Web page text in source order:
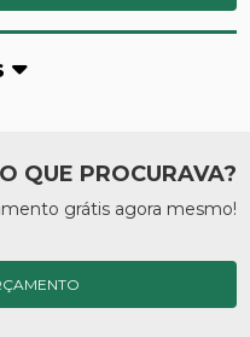
QUE PROCURAVA?
grátis agora mesmo!